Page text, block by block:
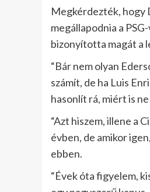
Megkérdezték, hogy
megállapodnia a
bizonyította magát a
“Bár nem olyan
számít, de ha Luis
hasonlít rá, miért is
“Azt hiszem, illene a
évben, de amikor
ebben.
“Évek óta figyelem,